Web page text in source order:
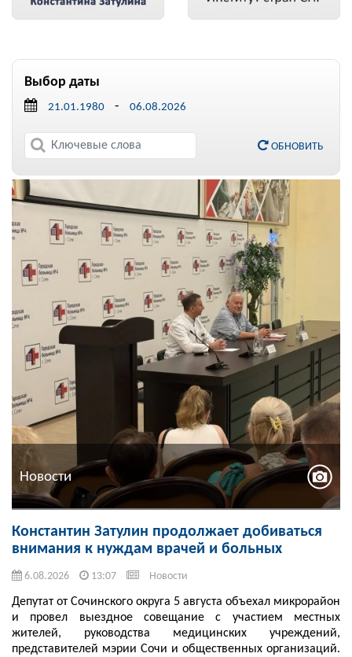
Выбор даты
-
ОБНОВИТЬ
Новости
Константин Затулин продолжает добиваться
внимания к нуждам врачей и больных
6.08.2026 13:07 Новости
Депутат от Сочинского округа 5 августа объехал микрорайон
и провел выездное совещание с участием местных
жителей, руководства медицинских учреждений,
представителей мэрии Сочи и общественных организаций.